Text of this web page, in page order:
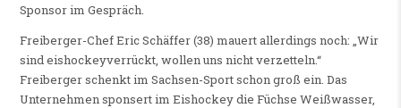
Sponsor im Gespräch.
Freiberger-Chef Eric Schäffer (38) mauert allerdings noch: „Wir
sind eishockeyverrückt, wollen uns nicht verzetteln.“
Freiberger schenkt im Sachsen-Sport schon groß ein. Das
Unternehmen sponsert im Eishockey die Füchse Weißwasser,